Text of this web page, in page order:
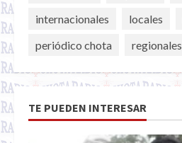
internacionales
locales
periódico chota
regionales
TE PUEDEN INTERESAR